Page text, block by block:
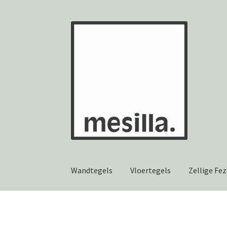
Ga
Ga
Wandtegels Vloertegels Zellige Fez